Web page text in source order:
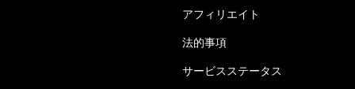
アフィリエイト
法的事項
サービスステータス